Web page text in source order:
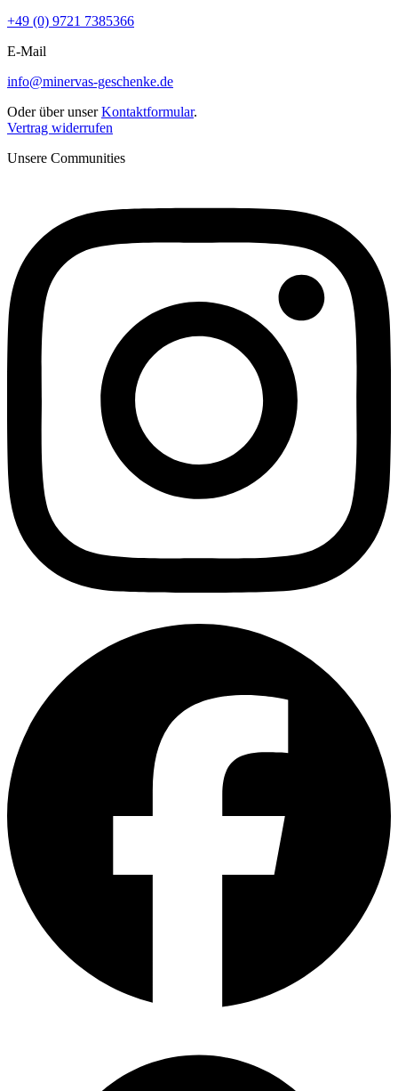
+49 (0) 9721 7385366
E-Mail
info@minervas-geschenke.de
Oder über unserKontaktformular.
Vertrag widerrufen
Unsere Communities